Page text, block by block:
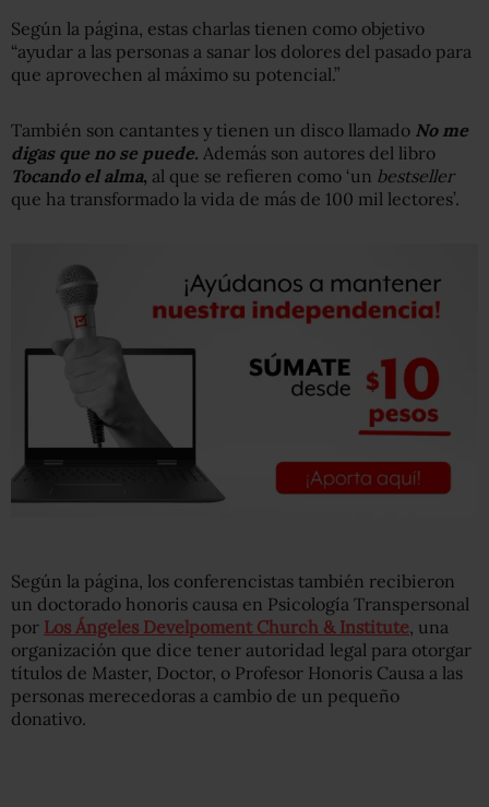
Según la página, estas charlas tienen como objetivo
“ayudar a las personas a sanar los dolores del pasado para
que aprovechen al máximo su potencial.”
También son cantantes y tienen un disco llamado No me
digas que no se puede. Además son autores del libro
Tocando el alma, al que se refieren como ‘un bestseller
que ha transformado la vida de más de 100 mil lectores’.
Según la página, los conferencistas también recibieron
un doctorado honoris causa en Psicología Transpersonal
por Los Ángeles Develpoment Church & Institute , una
organización que dice tener autoridad legal para otorgar
títulos de Master, Doctor, o Profesor Honoris Causa a las
personas merecedoras a cambio de un pequeño
donativo.